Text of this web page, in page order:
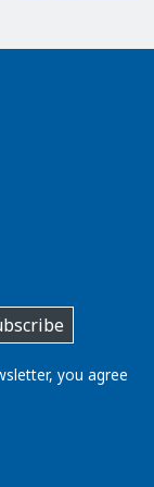
you agree